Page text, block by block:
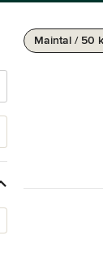
Maintal / 50